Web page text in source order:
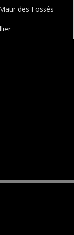
des-Fossés